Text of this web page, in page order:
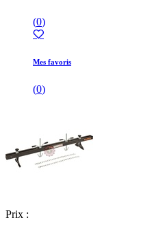
(0)
Mes favoris
(0)
Prix :